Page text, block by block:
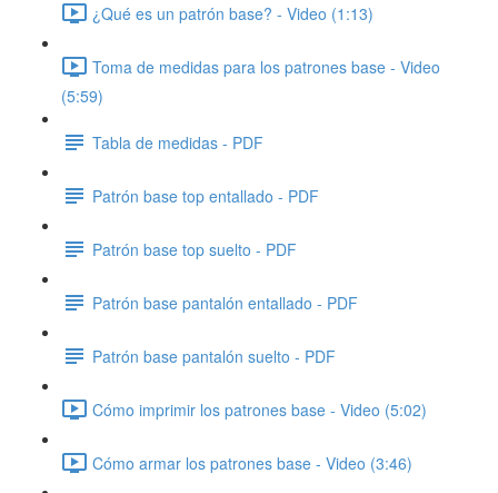
¿Qué es un patrón base? - Video (1:13)
Toma de medidas para los patrones base - Video
(5:59)
Tabla de medidas - PDF
Patrón base top entallado - PDF
Patrón base top suelto - PDF
Patrón base pantalón entallado - PDF
Patrón base pantalón suelto - PDF
Cómo imprimir los patrones base - Video (5:02)
Cómo armar los patrones base - Video (3:46)